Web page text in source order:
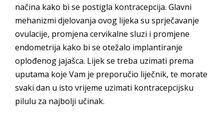
načina kako bi se postigla kontracepcija. Glavni
mehanizmi djelovanja ovog lijeka su sprječavanje
ovulacije, promjena cervikalne sluzi i promjene
endometrija kako bi se otežalo implantiranje
oplođenog jajašca. Lijek se treba uzimati prema
uputama koje Vam je preporučio liječnik, te morate
svaki dan u isto vrijeme uzimati kontracepcijsku
pilulu za najbolji učinak.